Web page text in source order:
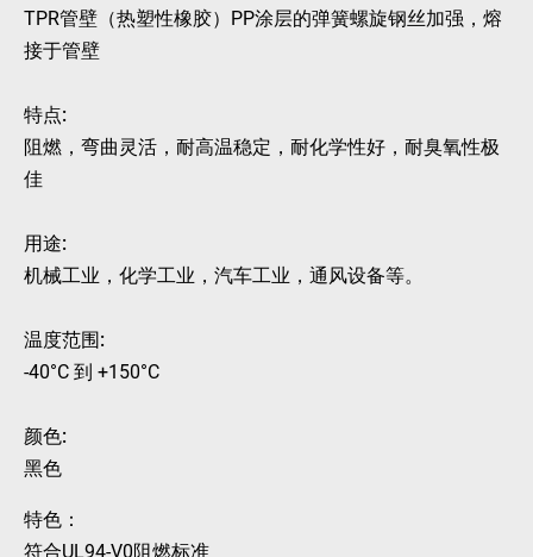
TPR管壁（热塑性橡胶）PP涂层的弹簧螺旋钢丝加强，熔
接于管壁
特点:
阻燃，弯曲灵活，耐高温稳定，耐化学性好，耐臭氧性极
佳
用途:
机械工业，化学工业，汽车工业，通风设备等。
温度范围:
-40°C 到 +150°C
颜色:
黑色
特色：
符合UL94-V0阻燃标准